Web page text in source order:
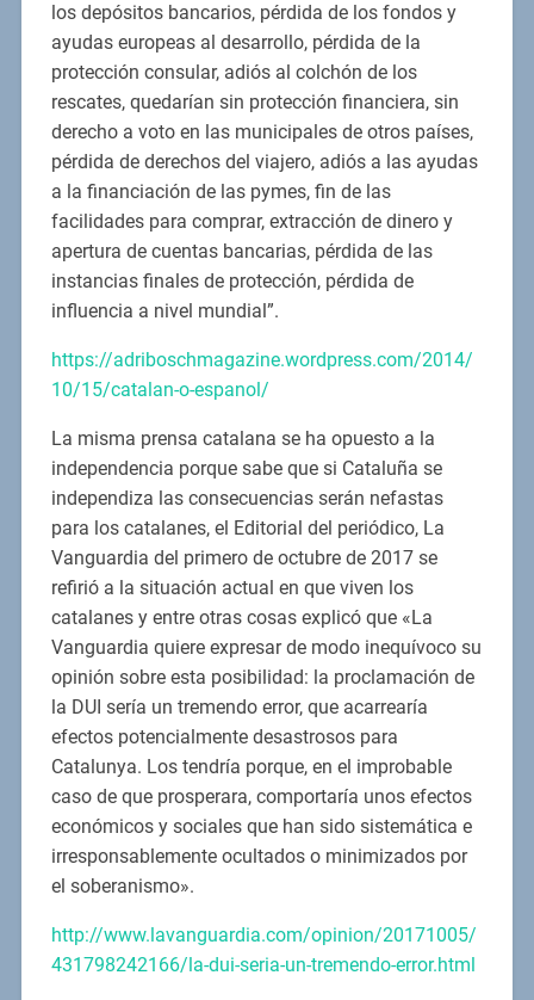
los depósitos bancarios, pérdida de los fondos y
ayudas europeas al desarrollo, pérdida de la
protección consular, adiós al colchón de los
rescates, quedarían sin protección financiera, sin
derecho a voto en las municipales de otros países,
pérdida de derechos del viajero, adiós a las ayudas
a la financiación de las pymes, fin de las
facilidades para comprar, extracción de dinero y
apertura de cuentas bancarias, pérdida de las
instancias finales de protección, pérdida de
influencia a nivel mundial”.
https://adriboschmagazine.wordpress.com/2014/
10/15/catalan-o-espanol/
La misma prensa catalana se ha opuesto a la
independencia porque sabe que si Cataluña se
independiza las consecuencias serán nefastas
para los catalanes, el Editorial del periódico, La
Vanguardia del primero de octubre de 2017 se
refirió a la situación actual en que viven los
catalanes y entre otras cosas explicó que «La
Vanguardia quiere expresar de modo inequívoco su
opinión sobre esta posibilidad: la proclamación de
la DUI sería un tremendo error, que acarrearía
efectos potencialmente desastrosos para
Catalunya. Los tendría porque, en el improbable
caso de que prosperara, comportaría unos efectos
económicos y sociales que han sido sistemática e
irresponsablemente ocultados o minimizados por
el soberanismo».
http://www.lavanguardia.com/opinion/20171005/
431798242166/la-dui-seria-un-tremendo-error.html